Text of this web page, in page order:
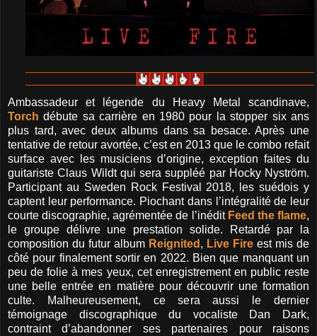
Ambassadeur et légende du Heavy Metal scandinave,
Torch débute sa carrière en 1980 pour la stopper six ans
plus tard, avec deux albums dans sa besace. Après une
tentative de retour avortée, c’est en 2013 que le combo refait
surface avec les musiciens d’origine, exception faites du
guitariste Claus Wildt qui sera suppléé par Hocky Nyström.
Participant au Sweden Rock Festival 2018, les suédois y
captent leur performance. Piochant dans l’intégralité de leur
courte discographie, agrémentée de l’inédit Feed the flame,
le groupe délivre une prestation solide. Retardé par la
composition du futur album Reignited , Live Fire est mis de
côté pour finalement sortir en 2022. Bien que manquant un
peu de folie à mes yeux, cet enregistrement en public reste
une belle entrée en matière pour découvrir une formation
culte. Malheureusement, ce sera aussi le dernier
témoignage discographique du vocaliste Dan Dark,
contraint d’abandonner ses partenaires pour raisons